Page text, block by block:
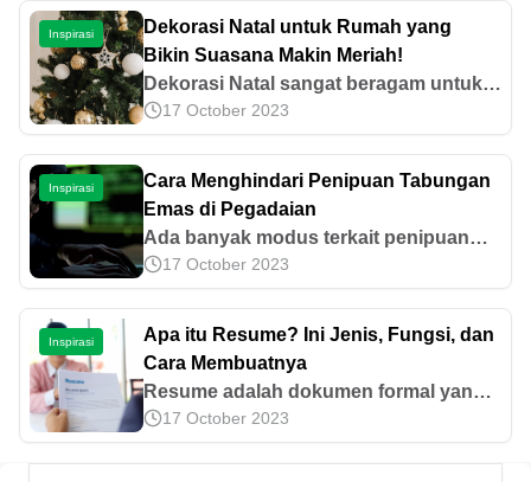
Inspirasi
Dekorasi Natal untuk Rumah yang
Bikin Suasana Makin Meriah!
Dekorasi Natal sangat beragam untuk
menghiasi momen spesial ini. Temukan
rekomendasi dekorasi Natal yang tak
boleh dilewatkan melalui artikel ini!
17 October 2023
Inspirasi
Cara Menghindari Penipuan Tabungan
Emas di Pegadaian
Ada banyak modus terkait penipuan
tabungan emas Pegadaian. Salah
satunya yakni muncul akun bodong
yang mengatasnamakan Pegadaian.
Waspada!
17 October 2023
Inspirasi
Apa itu Resume? Ini Jenis, Fungsi, dan
Cara Membuatnya
Resume adalah dokumen formal yang
digunakan untuk melamar kerja. Mari
kenali jenis, fungsi, dan cara
17 October 2023